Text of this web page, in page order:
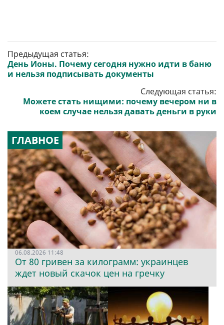
Предыдущая статья:
День Ионы. Почему сегодня нужно идти в баню
и нельзя подписывать документы
Следующая статья:
Можете стать нищими: почему вечером ни в
коем случае нельзя давать деньги в руки
ГЛАВНОЕ
06.08.2026 11:48
От 80 гривен за килограмм: украинцев
ждет новый скачок цен на гречку